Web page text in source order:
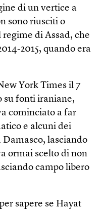
di un vertice a
sono riusciti o
di Assad, che
2015, quando era
York Times il 7
su fonti iraniane,
cominciato a far
e alcuni dei
lasciando
ormai scelto di non
campo libero
sapere se Hayat